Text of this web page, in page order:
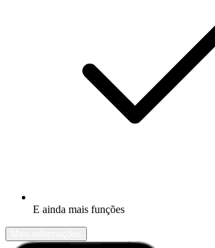
E ainda mais funções